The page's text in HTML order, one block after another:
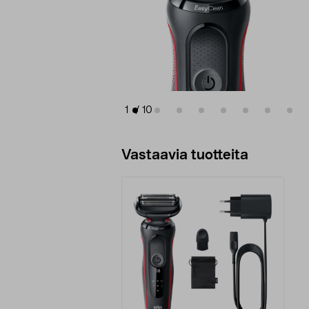
1 / 10
Vastaavia tuotteita